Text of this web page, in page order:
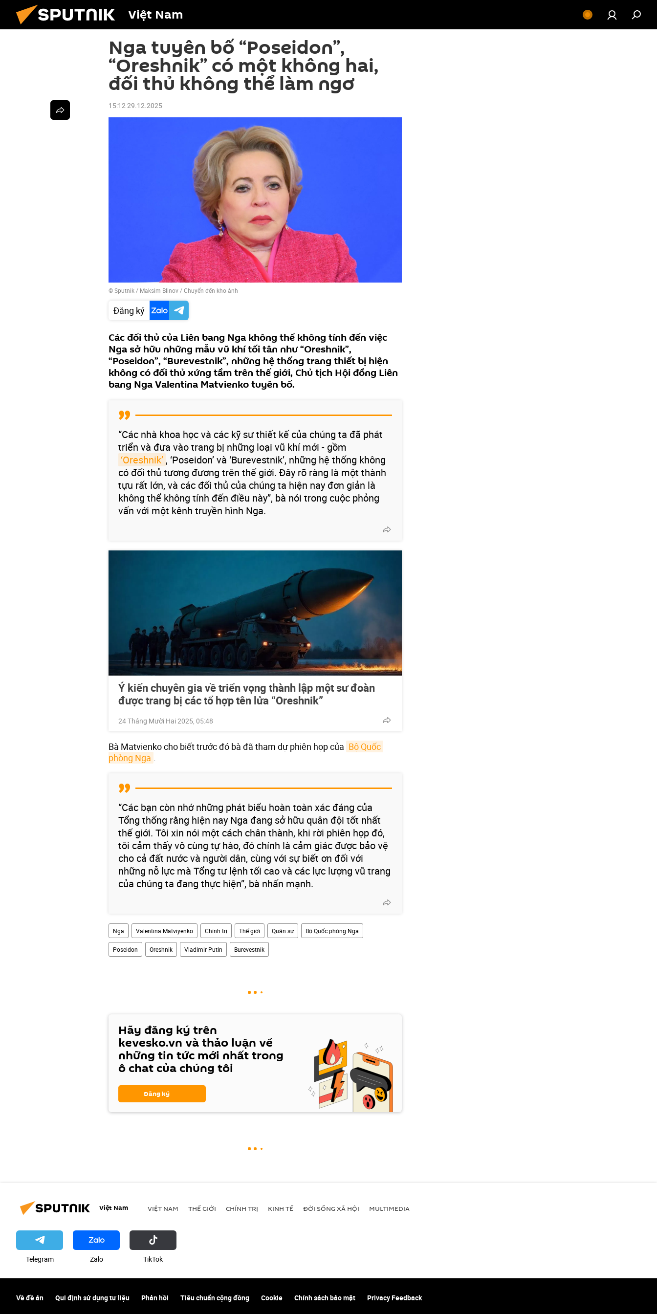
Việt Nam
Nga tuyên bố “Poseidon”,
“Oreshnik” có một không hai,
đối thủ không thể làm ngơ
15:12 29.12.2025
© Sputnik / Maksim Blinov/Chuyển đến kho ảnh
Đăng ký
Các đối thủ của Liên bang Nga không thể không tính đến việc
Nga sở hữu những mẫu vũ khí tối tân như “Oreshnik”,
“Poseidon”, “Burevestnik”, những hệ thống trang thiết bị hiện
không có đối thủ xứng tầm trên thế giới, Chủ tịch Hội đồng Liên
bang Nga Valentina Matvienko tuyên bố.
“Các nhà khoa học và các kỹ sư thiết kế của chúng ta đã phát
triển và đưa vào trang bị những loại vũ khí mới - gồm
‘Oreshnik’ , ‘Poseidon’ và ‘Burevestnik’, những hệ thống không
có đối thủ tương đương trên thế giới. Đây rõ ràng là một thành
tựu rất lớn, và các đối thủ của chúng ta hiện nay đơn giản là
không thể không tính đến điều này”, bà nói trong cuộc phỏng
vấn với một kênh truyền hình Nga.
Ý kiến chuyên gia về triển vọng thành lập một sư đoàn
được trang bị các tổ hợp tên lửa “Oreshnik”
24 Tháng Mười Hai 2025, 05:48
Bà Matvienko cho biết trước đó bà đã tham dự phiên họp của Bộ Quốc
phòng Nga
“Các bạn còn nhớ những phát biểu hoàn toàn xác đáng của
Tổng thống rằng hiện nay Nga đang sở hữu quân đội tốt nhất
thế giới. Tôi xin nói một cách chân thành, khi rời phiên họp đó,
tôi cảm thấy vô cùng tự hào, đó chính là cảm giác được bảo vệ
cho cả đất nước và người dân, cùng với sự biết ơn đối với
những nỗ lực mà Tổng tư lệnh tối cao và các lực lượng vũ trang
của chúng ta đang thực hiện”, bà nhấn mạnh.
Nga Valentina Matviyenko Chính trị Thế giới Quân sự Bộ Quốc phòng Nga
Poseidon Oreshnik Vladimir Putin Burevestnik
Hãy đăng ký trên
kevesko.vn và thảo luận về
những tin tức mới nhất trong
ô chat của chúng tôi
Đăng ký
Việt Nam VIỆT NAM THẾ GIỚI CHÍNH TRỊ KINH TẾ ĐỜI SỐNG XÃ HỘI MULTIMEDIA
Telegram Zalo ТikТоk
Về đề án Qui định sử dụng tư liệu Phản hồi Tiêu chuẩn cộng đồng Cookie Chính sách bảo mật Privacy Feedback